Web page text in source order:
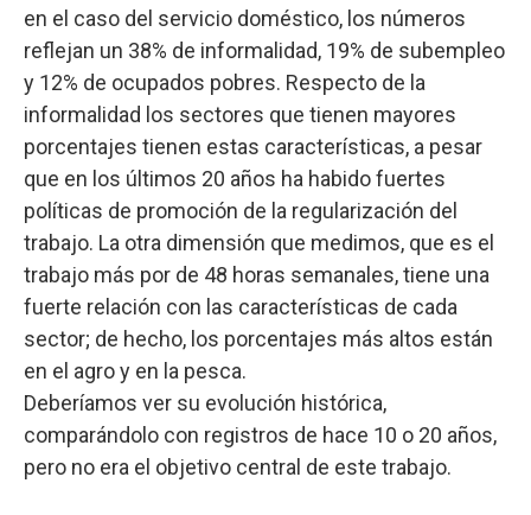
en el caso del servicio doméstico, los números
reflejan un 38% de informalidad, 19% de subempleo
y 12% de ocupados pobres. Respecto de la
informalidad los sectores que tienen mayores
porcentajes tienen estas características, a pesar
que en los últimos 20 años ha habido fuertes
políticas de promoción de la regularización del
trabajo. La otra dimensión que medimos, que es el
trabajo más por de 48 horas semanales, tiene una
fuerte relación con las características de cada
sector; de hecho, los porcentajes más altos están
en el agro y en la pesca.
Deberíamos ver su evolución histórica,
comparándolo con registros de hace 10 o 20 años,
pero no era el objetivo central de este trabajo.